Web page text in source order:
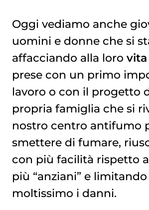
Oggi vediamo anche
uomini e donne che si
affacciando alla loro
prese con un primo
lavoro o con il progetto
propria famiglia che si
nostro centro antifumo
smettere di fumare,
con più facilità rispetto
più “anziani” e
moltissimo i danni.